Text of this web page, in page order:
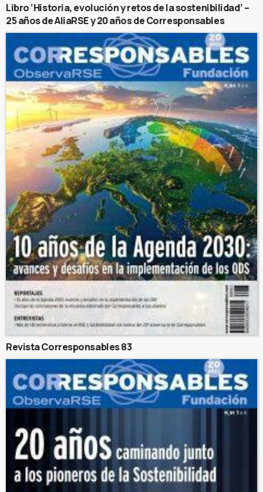
Libro ‘Historia, evolución y retos de la sostenibilidad’ –
25 años de AliaRSE y 20 años de Corresponsables
Revista Corresponsables 83